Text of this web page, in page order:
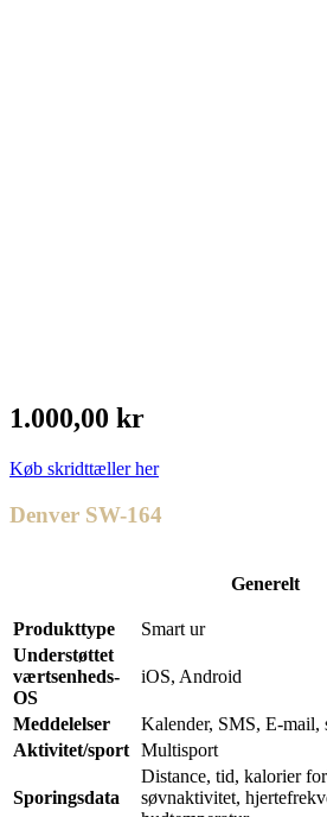
1.000,00 kr
Køb skridttæller her
Denver SW-164
Generelt
Produkttype
Smart ur
Understøttet
værtsenheds-
OS
iOS, Android
Meddelelser
Kalender, SMS, E-mail,
Aktivitet/sport Multisport
Sporingsdata
Distance, tid, kalorier
søvnaktivitet,